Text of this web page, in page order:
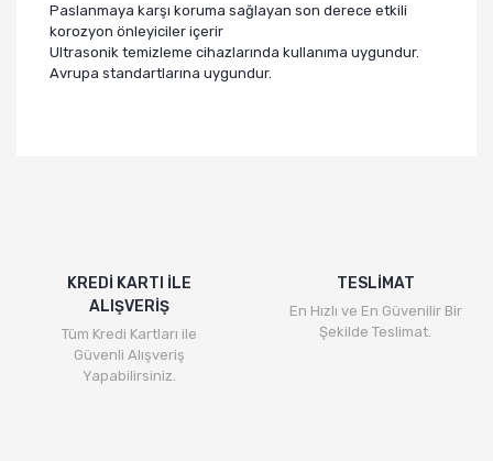
Paslanmaya karşı koruma sağlayan son derece etkili
korozyon önleyiciler içerir
Ultrasonik temizleme cihazlarında kullanıma uygundur.
Avrupa standartlarına uygundur.
KREDİ KARTI İLE
ALIŞVERİŞ
Tüm Kredi Kartları ile
Güvenli Alışveriş
Yapabilirsiniz.
TESLİMAT
En Hızlı ve En Güvenilir Bir
Şekilde Teslimat.